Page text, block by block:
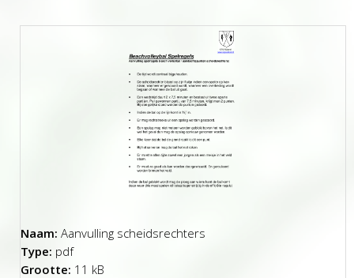
Naam: Aanvulling scheidsrechters
Type: pdf
Grootte: 11 kB